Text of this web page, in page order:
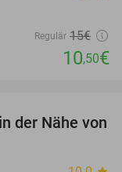
Regulär 15€
10,50€
29%
der Nähe von